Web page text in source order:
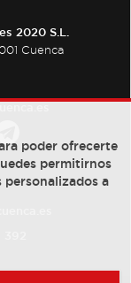
2020 S.L.
Cuenca
poder ofrecerte
permitirnos
personalizados a